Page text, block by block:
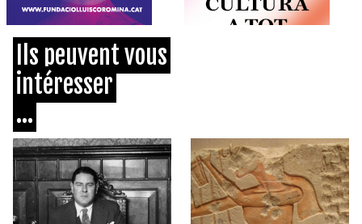
Ils peuvent vous
intéresser
...